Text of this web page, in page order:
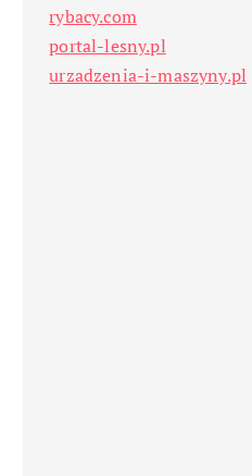
rybacy.com
portal-lesny.pl
urzadzenia-i-maszyny.pl